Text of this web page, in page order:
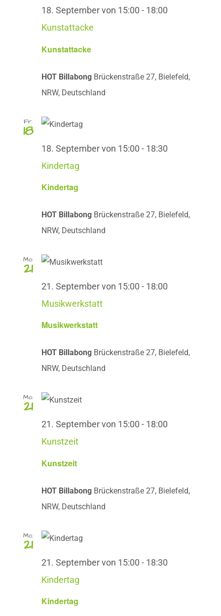
Kunstattacke
18. September von 15:00 - 18:00
Kunstattacke
HOT Billabong Brückenstraße 27, Bielefeld,
NRW, Deutschland
Fr.
18
Kindertag
18. September von 15:00 - 18:30
Kindertag
HOT Billabong Brückenstraße 27, Bielefeld,
NRW, Deutschland
Mo.
21
Musikwerkstatt
21. September von 15:00 - 18:00
Musikwerkstatt
HOT Billabong Brückenstraße 27, Bielefeld,
NRW, Deutschland
Mo.
21
Kunstzeit
21. September von 15:00 - 18:00
Kunstzeit
HOT Billabong Brückenstraße 27, Bielefeld,
NRW, Deutschland
Mo.
21
Kindertag
21. September von 15:00 - 18:30
Kindertag